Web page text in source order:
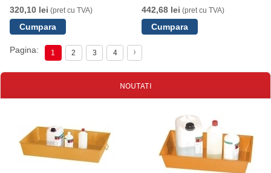
320,10 lei (pret cu TVA)
442,68 lei (pret cu TVA)
Pagina: 1 2 3 4
NOUTATI